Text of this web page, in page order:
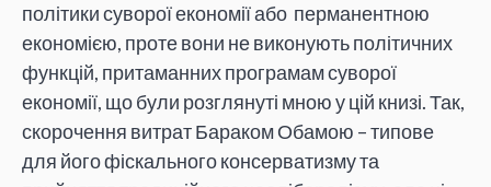
політики суворої економії або перманентною
економією, проте вони не виконують політичних
функцій, притаманних програмам суворої
економії, що були розглянуті мною у цій книзі. Так,
скорочення витрат Бараком Обамою – типове
для його фіскального консерватизму та